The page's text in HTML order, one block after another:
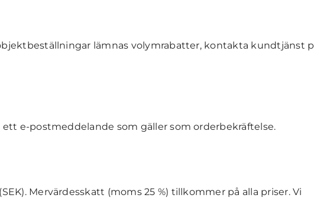
lämnas volymrabatter, kontakta kundtjänst
e-postmeddelande som gäller som orderbekräftelse.
Mervärdesskatt (moms 25 %) tillkommer på alla priser. Vi